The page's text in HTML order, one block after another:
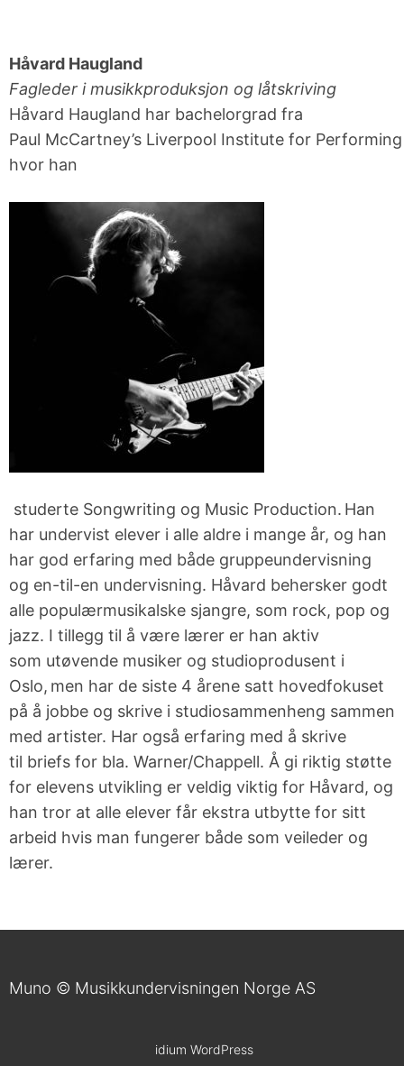
Håvard Haugland
Fagleder i musikkproduksjon og låtskriving
Håvard Haugland har bachelorgrad fra
Paul McCartney’s Liverpool Institute for Performing
hvor han
studerte Songwriting og Music Production. Han
har undervist elever i alle aldre i mange år, og han
har god erfaring med både gruppeundervisning
og en-til-en undervisning. Håvard behersker godt
alle populærmusikalske sjangre, som rock, pop og
jazz. I tillegg til å være lærer er han aktiv
som utøvende musiker og studioprodusent i
Oslo, men har de siste 4 årene satt hovedfokuset
på å jobbe og skrive i studiosammenheng sammen
med artister. Har også erfaring med å skrive
til briefs for bla. Warner/Chappell. Å gi riktig støtte
for elevens utvikling er veldig viktig for Håvard, og
han tror at alle elever får ekstra utbytte for sitt
arbeid hvis man fungerer både som veileder og
lærer.
Muno © Musikkundervisningen Norge AS
idium WordPress